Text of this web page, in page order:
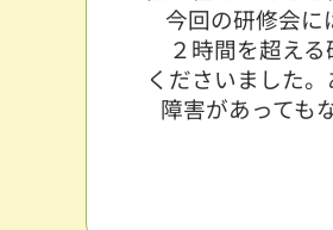
今回の研修会に
２時間を超える
くださいました
障害があっても